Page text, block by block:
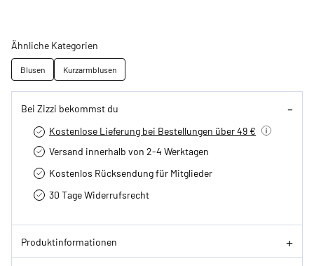
Ähnliche Kategorien
Blusen Kurzarmblusen
Bei Zizzi bekommst du
Kostenlose Lieferung bei Bestellungen über 49 €
Versand innerhalb von 2-4 Werktagen
Kostenlos Rücksendung für Mitglieder
30 Tage Widerrufsrecht
Produktinformationen